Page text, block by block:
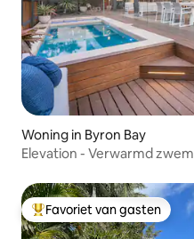
Woning in Byron Bay
Elevation - Verwarmd
Topfavoriet van gasten
Favoriet van gasten